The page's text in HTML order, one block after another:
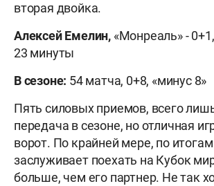
вторая двойка.
Алексей Емелин, «Монреаль» -
23 минуты
В сезоне: 54 матча, 0+8, «минус 8»
Пять силовых приемов, всего
передача в сезоне, но отличная
ворот. По крайней мере, по
заслуживает поехать на Кубок
больше, чем его партнер. Не так